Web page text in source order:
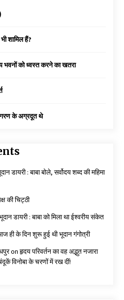
शामिल हैं?
को ध्वस्त करने का खतरा
के अग्रदूत थे
डायरी : बाबा बोले, सर्वोदय शब्द की महिमा
की चिट्ठी
डायरी : बाबा को मिला था ईश्वरीय संकेत
ही के दिन शुरू हुई थी भूदान गंगोत्री
on हृदय परिवर्तन का वह अद्भुत नजारा
विनोबा के चरणों में रख दीं!